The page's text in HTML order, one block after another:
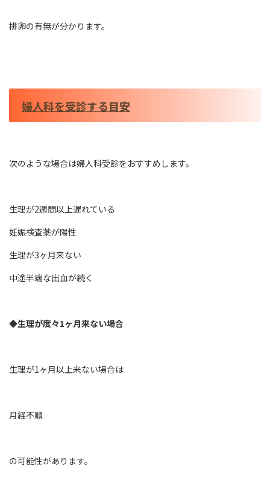
排卵の有無が分かります。
婦人科を受診する目安
次のような場合は婦人科受診をおすすめします。
生理が2週間以上遅れている
妊娠検査薬が陽性
生理が3ヶ月来ない
中途半端な出血が続く
◆生理が度々1ヶ月来ない場合
生理が1ヶ月以上来ない場合は
月経不順
の可能性があります。